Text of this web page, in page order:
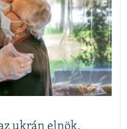
ukrán elnök,